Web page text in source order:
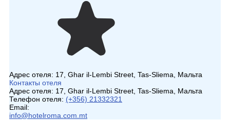
Адрес отеля: 17, Ghar il-Lembi Street, Tas-Sliema, Мальта
Контакты отеля
Адрес отеля: 17, Ghar il-Lembi Street, Tas-Sliema, Мальта
Телефон отеля: (+356) 21332321
Email:
info@hotelroma.com.mt